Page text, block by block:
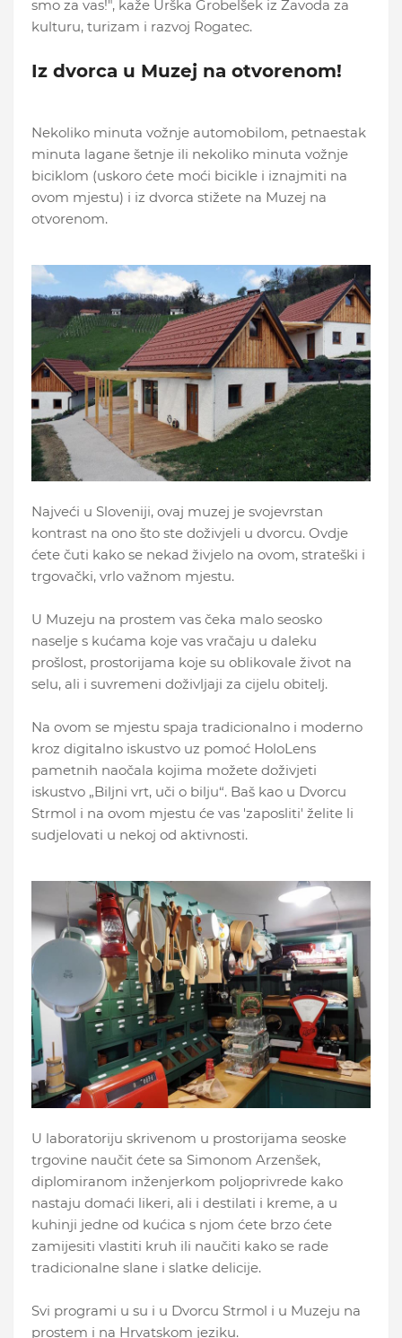
smo za vas!", kaže Urška Grobelšek iz Zavoda za
kulturu, turizam i razvoj Rogatec.
Iz dvorca u Muzej na otvorenom!
Nekoliko minuta vožnje automobilom, petnaestak
minuta lagane šetnje ili nekoliko minuta vožnje
biciklom (uskoro ćete moći bicikle i iznajmiti na
ovom mjestu) i iz dvorca stižete na Muzej na
otvorenom.
Najveći u Sloveniji, ovaj muzej je svojevrstan
kontrast na ono što ste doživjeli u dvorcu. Ovdje
ćete čuti kako se nekad živjelo na ovom, strateški i
trgovački, vrlo važnom mjestu.
U Muzeju na prostem vas čeka malo seosko
naselje s kućama koje vas vračaju u daleku
prošlost, prostorijama koje su oblikovale život na
selu, ali i suvremeni doživljaji za cijelu obitelj.
Na ovom se mjestu spaja tradicionalno i moderno
kroz digitalno iskustvo uz pomoć HoloLens
pametnih naočala kojima možete doživjeti
iskustvo „Biljni vrt, uči o bilju“. Baš kao u Dvorcu
Strmol i na ovom mjestu će vas 'zaposliti' želite li
sudjelovati u nekoj od aktivnosti.
U laboratoriju skrivenom u prostorijama seoske
trgovine naučit ćete sa Simonom Arzenšek,
diplomiranom inženjerkom poljoprivrede kako
nastaju domaći likeri, ali i destilati i kreme, a u
kuhinji jedne od kućica s njom ćete brzo ćete
zamijesiti vlastiti kruh ili naučiti kako se rade
tradicionalne slane i slatke delicije.
Svi programi u su i u Dvorcu Strmol i u Muzeju na
prostem i na Hrvatskom jeziku.